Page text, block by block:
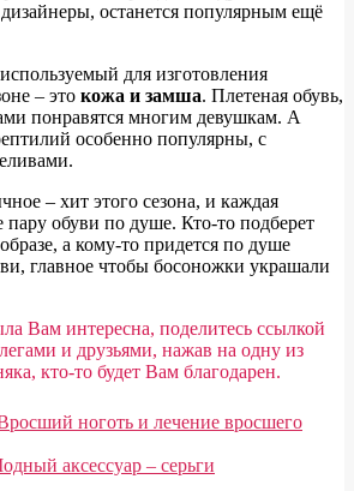
останется популярным ещё
для изготовления
– это кожа и замша. Плетеная обувь,
понравятся многим девушкам. А
особенно популярны, с
– хит этого сезона, и каждая
обуви по душе. Кто-то подберет
а кому-то придется по душе
главное чтобы босоножки украшали
Вам интересна, поделитесь ссылкой
и друзьями, нажав на одну из
кто-то будет Вам благодарен.
ноготь и лечение вросшего
аксессуар – серьги